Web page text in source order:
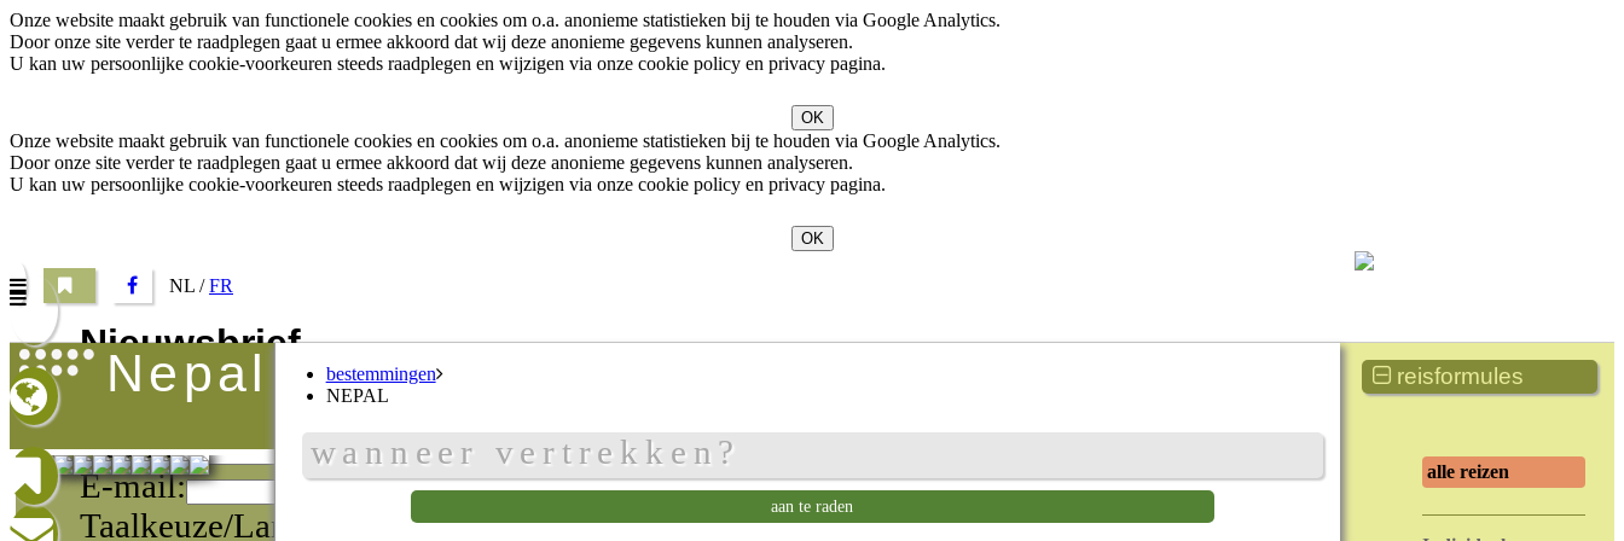
Onze website maakt gebruik van functionele cookies en cookies om o.a. anonieme statistieken bij te houden via Google Analytics.
Door onze site verder te raadplegen gaat u ermee akkoord dat wij deze anonieme gegevens kunnen analyseren.
U kan uw persoonlijke cookie-voorkeuren steeds raadplegen en wijzigen via onze cookie policy en privacy pagina.
OK
Onze website maakt gebruik van functionele cookies en cookies om o.a. anonieme statistieken bij te houden via Google Analytics.
Door onze site verder te raadplegen gaat u ermee akkoord dat wij deze anonieme gegevens kunnen analyseren.
U kan uw persoonlijke cookie-voorkeuren steeds raadplegen en wijzigen via onze cookie policy en privacy pagina.
OK
NL /FR
Nieuwsbrief
Vul uw e-mail adres in om onze promoties te ontvangen
Naam:
E-mail:
Taalkeuze/Langue:
nepal
bestemmingen
NEPAL
wanneer vertrekken?
aan te raden
reisformules
alle reizen